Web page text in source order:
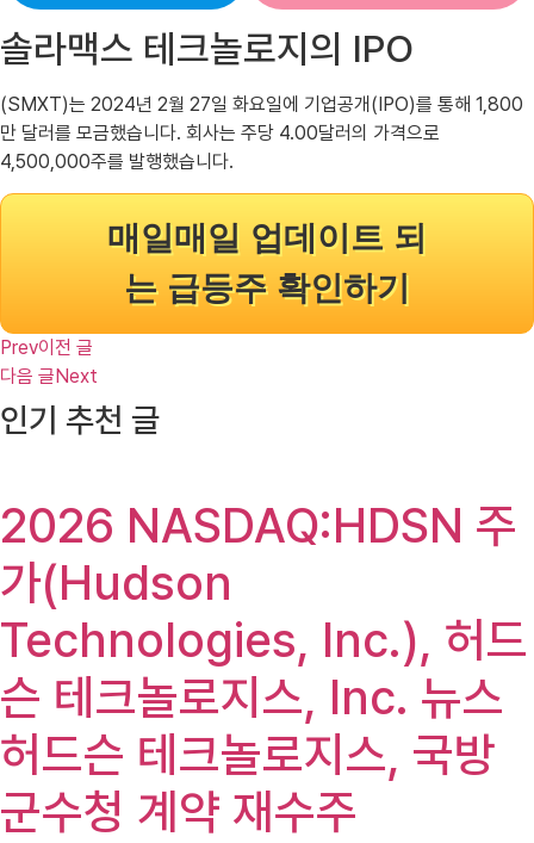
솔라맥스 테크놀로지의 IPO
(SMXT)는 2024년 2월 27일 화요일에 기업공개(IPO)를 통해 1,800
만 달러를 모금했습니다. 회사는 주당 4.00달러의 가격으로
4,500,000주를 발행했습니다.
매일매일 업데이트 되
는 급등주 확인하기
Prev이전 글
다음 글 Next
인기 추천 글
2026 NASDAQ:HDSN 주
가(Hudson
Technologies, Inc.), 허드
슨 테크놀로지스, Inc. 뉴스
허드슨 테크놀로지스, 국방
군수청 계약 재수주